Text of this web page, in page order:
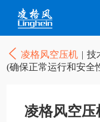
凌格风空压机 | 技
(确保正常运行和安全
凌格风空